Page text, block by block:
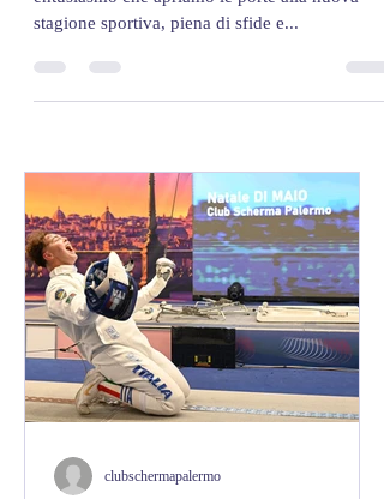
Cari schermidori, famiglie e appassionati, È con
stagione sportiva, piena di sfide e...